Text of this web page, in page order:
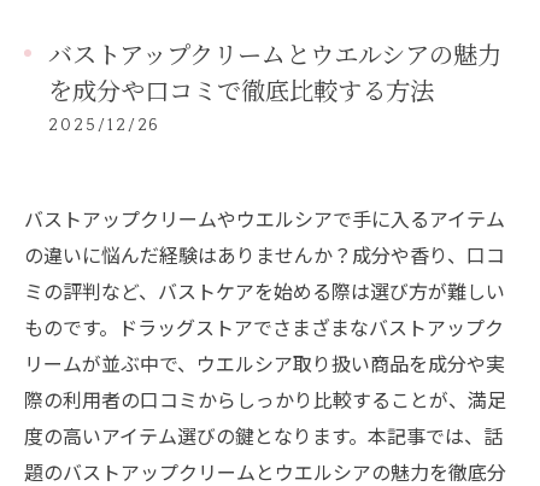
バストアップクリームとウエルシアの魅力
を成分や口コミで徹底比較する方法
2025/12/26
バストアップクリームやウエルシアで手に入るアイテム
の違いに悩んだ経験はありませんか？成分や香り、口コ
ミの評判など、バストケアを始める際は選び方が難しい
ものです。ドラッグストアでさまざまなバストアップク
リームが並ぶ中で、ウエルシア取り扱い商品を成分や実
際の利用者の口コミからしっかり比較することが、満足
度の高いアイテム選びの鍵となります。本記事では、話
題のバストアップクリームとウエルシアの魅力を徹底分